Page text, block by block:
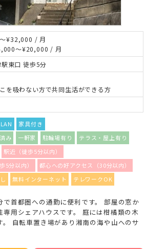
¥32,000 / 月
～¥20,000 / 月
東口 徒歩5分
吸わない方で共同生活ができる方
家具付き
み
一軒家 駐輪場有り
テラス・屋上有り
駅近（徒歩5分以内）
5分以内）
都心への好アクセス（30分以内）
無料インターネット テレワークOK
で首都圏への通勤に便利です。 部屋の窓か
用シェアハウスです。 庭には柑橘類の木
自転車置き場があり湘南の海や山へのサ